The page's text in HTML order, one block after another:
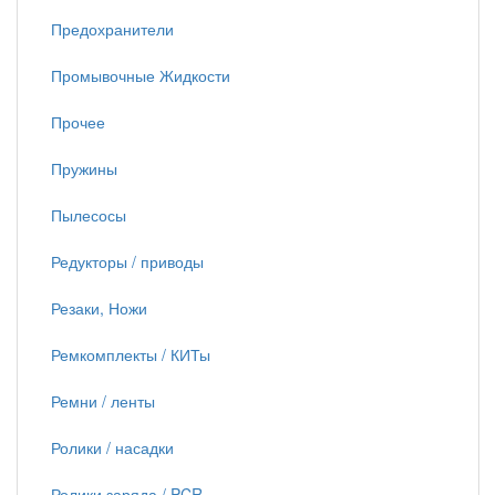
Предохранители
Промывочные Жидкости
Прочее
Пружины
Пылесосы
Редукторы / приводы
Резаки, Ножи
Ремкомплекты / КИТы
Ремни / ленты
Ролики / насадки